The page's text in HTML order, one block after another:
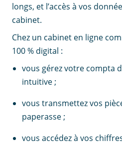
longs, et l’accès à vos
cabinet.
Chez un cabinet en ligne
100 % digital :
vous gérez votre compta
intuitive ;
vous transmettez vos
paperasse ;
vous accédez à vos